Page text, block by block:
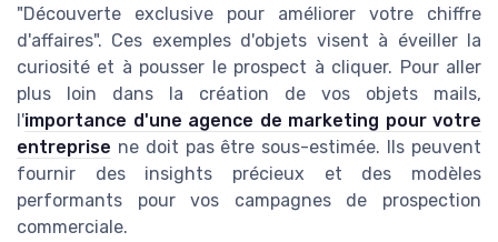
"Découverte exclusive pour améliorer votre chiffre
d'affaires". Ces exemples d'objets visent à éveiller la
curiosité et à pousser le prospect à cliquer. Pour aller
plus loin dans la création de vos objets mails,
l'importance d'une agence de marketing pour votre
entreprise ne doit pas être sous-estimée. Ils peuvent
fournir des insights précieux et des modèles
performants pour vos campagnes de prospection
commerciale.